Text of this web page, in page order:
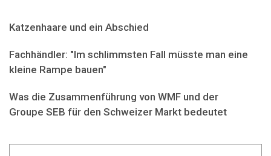
Katzenhaare und ein Abschied
Fachhändler: "Im schlimmsten Fall müsste man eine
kleine Rampe bauen"
Was die Zusammenführung von WMF und der
Groupe SEB für den Schweizer Markt bedeutet